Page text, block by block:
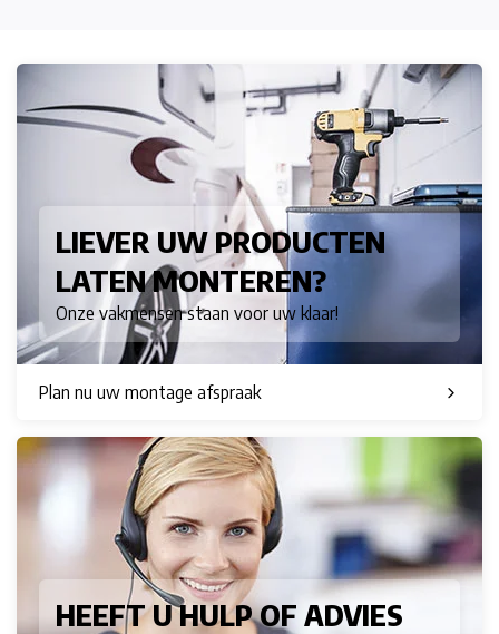
LIEVER UW PRODUCTEN
LATEN MONTEREN?
Onze vakmensen staan voor uw klaar!
Plan nu uw montage afspraak
HEEFT U HULP OF ADVIES